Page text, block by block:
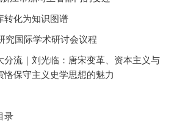
转化为知识图谱
究国际学术研讨会议程
分流｜刘光临：唐宋变革、资本主义与
保守主义史学思想的魅力
录